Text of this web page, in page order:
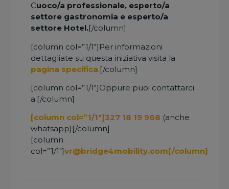
Cuoco/a professionale, esperto/a
settore gastronomia e esperto/a
settore Hotel.[/column]
[column col=”1/1″]Per informazioni
dettagliate su questa iniziativa visita la
pagina specifica.[/column]
[column col=”1/1″]Oppure puoi contattarci
a:[/column]
[column col=”1/1″]327 18 19 968 (anche
whatsapp)[/column]
[column
col=”1/1″]vr@bridge4mobility.com[/column]